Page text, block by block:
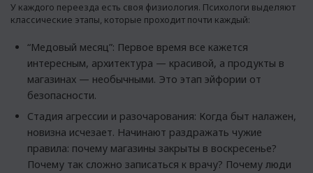
У каждого переезда есть своя физиология. Психологи выделяют
классические этапы, которые проходит почти каждый:
“Медовый месяц”: Первое время все кажется
интересным, архитектура — красивой, а продукты в
магазинах — необычными. Это этап эйфории от
безопасности.
Стадия агрессии и разочарования: Когда быт налажен,
новизна исчезает. Начинают раздражать чужие
правила: почему магазины закрыты в воскресенье?
Почему так сложно записаться к врачу? Почему люди